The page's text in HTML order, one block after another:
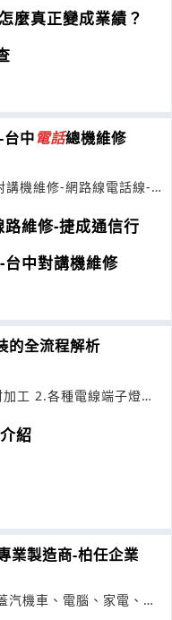
麼真正變成業績？
中電話總機維修
講機維修-網路線電話線-
維修-捷成通信行
中對講機維修
的全流程解析
加工 2.各種電線端子燈頭
紹
業製造商-柏任企業
汽機車、電腦、家電、運